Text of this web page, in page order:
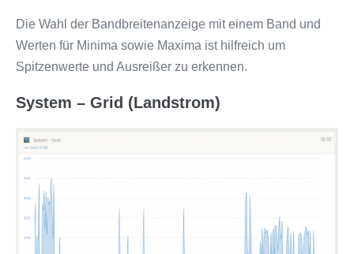
Die Wahl der Bandbreitenanzeige mit einem Band und
Werten für Minima sowie Maxima ist hilfreich um
Spitzenwerte und Ausreißer zu erkennen.
System – Grid (Landstrom)